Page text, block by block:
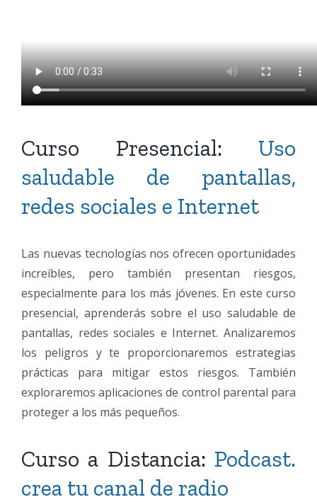
Curso Presencial: Uso
saludable de pantallas,
redes sociales e Internet
Las nuevas tecnologías nos ofrecen oportunidades
increíbles, pero también presentan riesgos,
especialmente para los más jóvenes. En este curso
presencial, aprenderás sobre el uso saludable de
pantallas, redes sociales e Internet. Analizaremos
los peligros y te proporcionaremos estrategias
prácticas para mitigar estos riesgos. También
exploraremos aplicaciones de control parental para
proteger a los más pequeños.
Curso a Distancia: Podcast.
crea tu canal de radio